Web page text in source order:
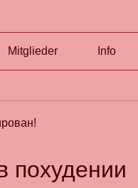
Mitglieder Info
похудении